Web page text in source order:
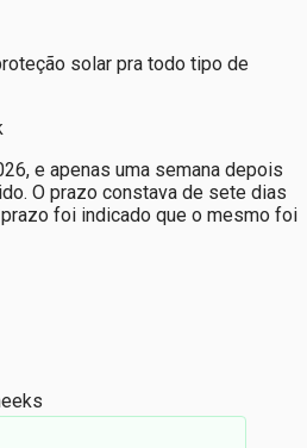
solar pra todo tipo de
e apenas uma semana depois
O prazo constava de sete dias
foi indicado que o mesmo foi